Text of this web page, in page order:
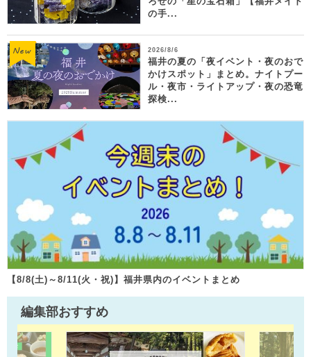
の手...
2026/8/6
福井の夏の「夜イベント・夜のおで
かけスポット」まとめ。ナイトプー
ル・夜市・ライトアップ・夜の恐竜
探検...
【8/8(土)～8/11(火・祝)】福井県内のイベントまとめ
編集部おすすめ